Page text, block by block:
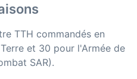
TTH commandés en
et 30 pour l'Armée de
SAR).